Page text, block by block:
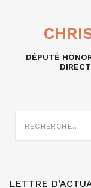
DÉPUTÉ
SUR
LETTRE